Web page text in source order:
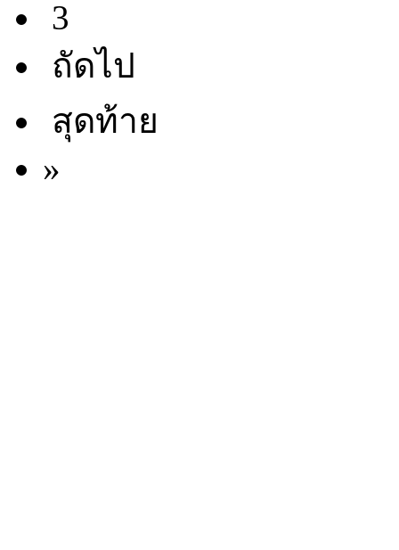
3
ถัดไป
สุดท้าย
»